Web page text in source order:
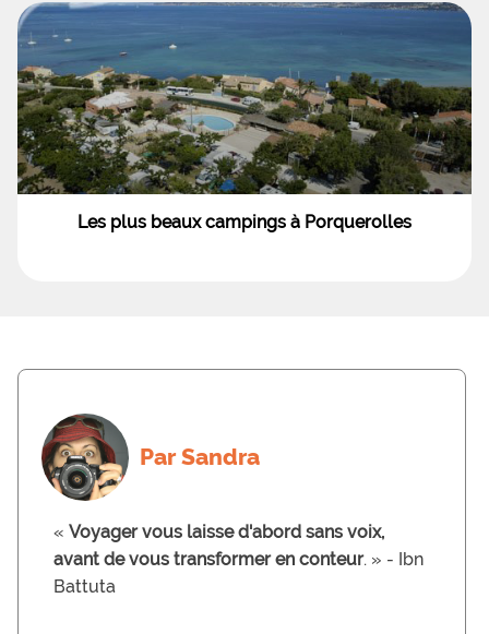
Les plus beaux campings à Porquerolles
Par Sandra
« Voyager vous laisse d'abord sans voix,
avant de vous transformer en conteur. » - Ibn
Battuta